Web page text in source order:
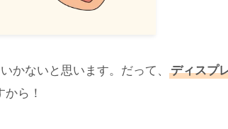
かないと思います。だって、
ディスプ
ら！